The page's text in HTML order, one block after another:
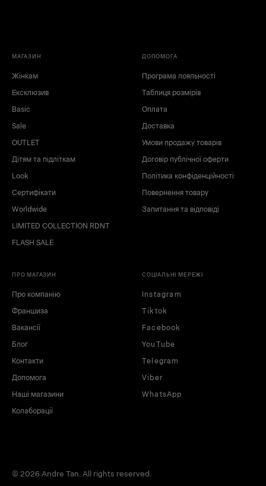
МАГАЗИН
Жінкам
Ексклюзив
Basic
Sale
OUTLET
Дітям та підліткам
Look
Сертифікати
Worldwide
LIMITED COLLECTION RDNT
FLASH SALE
ДОПОМОГА
Програма лояльності
Таблиця розмірів
Оплата
Доставка
Умови продажу товарів
Договір публічної оферти
Політика конфіденційності
Повернення товару
Запитання та відповіді
ПРО МАГАЗИН
Про компанію
Франшиза
Вакансії
Блог
Контакти
Допомога
Наші магазини
Колаборації
СОЦІАЛЬНІ МЕРЕЖІ
Instagram
Tiktok
Facebook
YouTube
Telegram
Viber
WhatsApp
© 2026 Andre Tan. All rights reserved.